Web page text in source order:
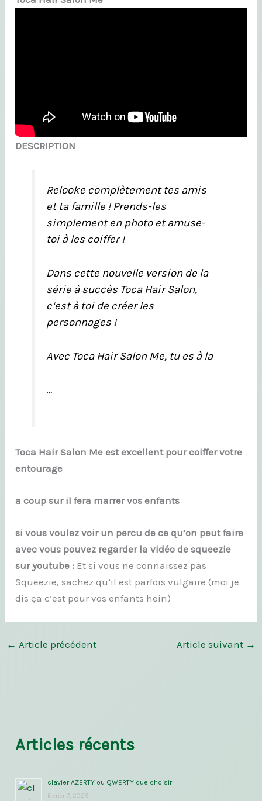
DESCRIPTION
Relooke complètement tes amis
et ta famille ! Prends-les
simplement en photo et amuse-
toi à les coiffer !
Dans cette nouvelle version de la
série à succès Toca Hair Salon,
c‘est à toi de créer les
personnages !
Avec Toca Hair Salon Me, tu es à la
…
Toca Hair Salon Me est excellent pour coiffer votre
entourage
a coup sur il fera marrer vos enfants
si vous voulez voir un percu de ce qu’on peut faire
avec vous pouvez regarder la vidéo de squeezie
sur youtube : Et si vous ne connaissez pas
Squeezie, sachez qu’il est parfois vulgaire (moi je
dis ça c’est pour vos enfants hein)
← Article précédent Article suivant →
Articles récents
clavier AZERTY ou QWERTY que choisir
février 7, 2025